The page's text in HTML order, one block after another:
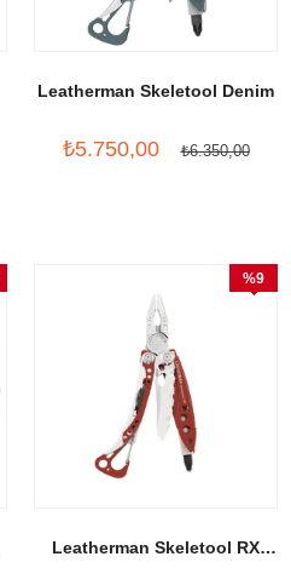
Leatherman Skeletool Denim
₺5.750,00 ₺6.350,00
Leatherman Skeletool RX
%9